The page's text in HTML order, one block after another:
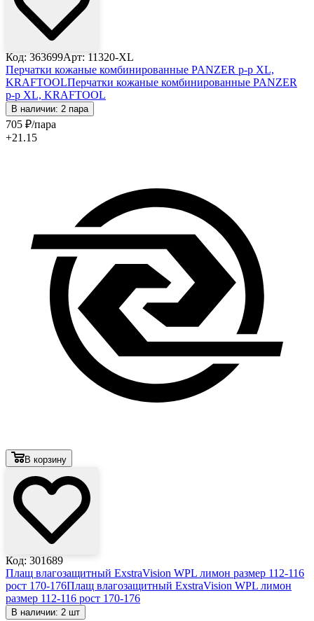
Код: 363699Арт: 11320-XL
Перчатки кожаные комбинированные PANZER р-р XL,
KRAFTOOLПерчатки кожаные комбинированные PANZER
р-р XL, KRAFTOOL
В наличии: 2 пара
705 ₽/пара
+21.15
В корзину
Код: 301689
Плащ влагозащитный ExstraVision WPL лимон размер 112-116
рост 170-176Плащ влагозащитный ExstraVision WPL лимон
размер 112-116 рост 170-176
В наличии: 2 шт